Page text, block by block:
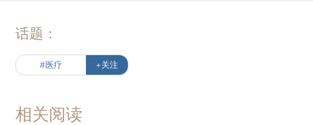
话题：
#医疗 +关注
相关阅读